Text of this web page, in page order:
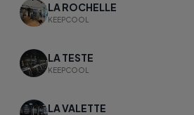
LA ROCHELLE
KEEPCOOL
LA TESTE
KEEPCOOL
LA VALETTE